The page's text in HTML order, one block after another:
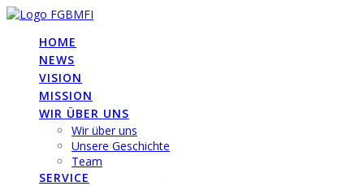
Skip
contentHOME
NEWS
VISION
MISSION
WIR ÜBER UNS
Wir über uns
Unsere Geschichte
Team
SERVICE